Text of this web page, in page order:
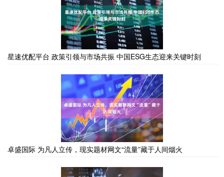
星速优配平台 政策引领与市场共振 中国ESG生态迎来关键时刻
卓盛国际 为凡人立传，现实题材网文“流量”藏于人间烟火